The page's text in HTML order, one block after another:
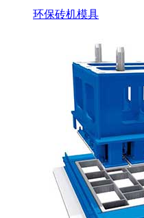
环保砖机模具